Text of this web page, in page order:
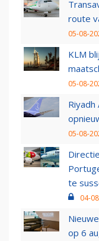
route
05-08-
KLM
05-08-
05-08-
te
04-
op 6